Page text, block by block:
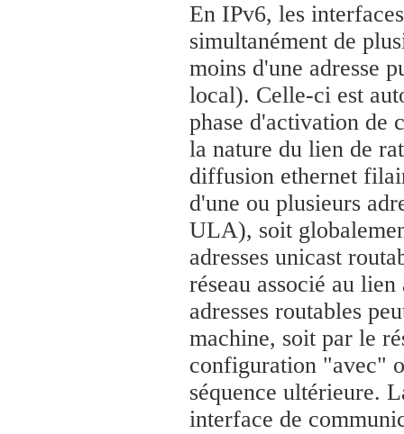
En IPv6, les
simultanément de
moins d'une adresse
local). Celle-ci est
phase d'activation de
la nature du lien de
diffusion ethernet
d'une ou plusieurs
ULA), soit
adresses unicast
réseau associé au
adresses routables
machine, soit par le
configuration "avec"
séquence ultérieure.
interface de